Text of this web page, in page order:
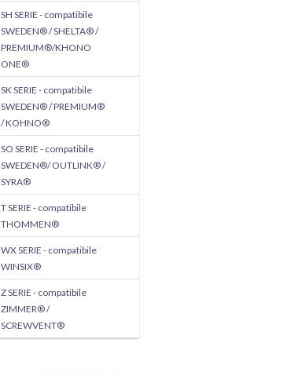
SH SERIE - compatibile
SWEDEN® / SHELTA® /
PREMIUM®/KHONO
ONE®
SK SERIE - compatibile
SWEDEN® / PREMIUM®
/ KOHNO®
SO SERIE - compatibile
SWEDEN®/ OUTLINK® /
SYRA®
T SERIE - compatibile
THOMMEN®
WX SERIE - compatibile
WINSIX®
Z SERIE - compatibile
ZIMMER® /
SCREWVENT®